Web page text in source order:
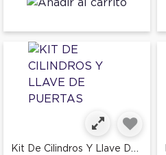
Kit De Cilindros Y Llave De Puertas